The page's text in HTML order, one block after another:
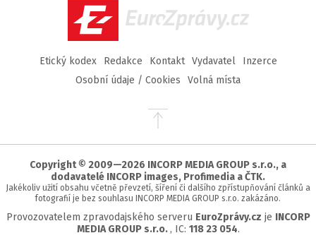
EuroZprávy.cz
Etický kodex Redakce Kontakt Vydavatel
Inzerce
Osobní údaje / Cookies
Volná místa
Přejít
stránky
Copyright © 2009—2026 INCORP MEDIA GROUP s.r.o., a
dodavatelé INCORP images, Profimedia a ČTK.
Jakékoliv užití obsahu včetně převzetí, šíření či dalšího zpřístupňování článků a
fotografií je bez souhlasu INCORP MEDIA GROUP s.r.o. zakázáno.
Provozovatelem zpravodajského serveru EuroZprávy.cz je INCORP
MEDIA GROUP s.r.o. , IC: 118 23 054.